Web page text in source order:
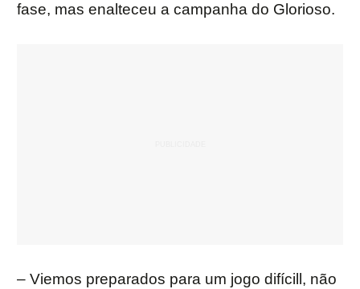
fase, mas enalteceu a campanha do Glorioso.
– Viemos preparados para um jogo difícill, não